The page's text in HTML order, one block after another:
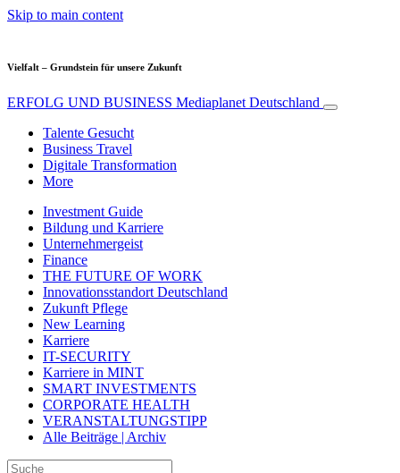
Skip to main content
Vielfalt – Grundstein für unsere Zukunft
ERFOLG UND BUSINESS Mediaplanet Deutschland
Talente Gesucht
Business Travel
Digitale Transformation
More
Investment Guide
Bildung und Karriere
Unternehmergeist
Finance
THE FUTURE OF WORK
Innovationsstandort Deutschland
Zukunft Pflege
New Learning
Karriere
IT-SECURITY
Karriere in MINT
SMART INVESTMENTS
CORPORATE HEALTH
VERANSTALTUNGSTIPP
Alle Beiträge | Archiv